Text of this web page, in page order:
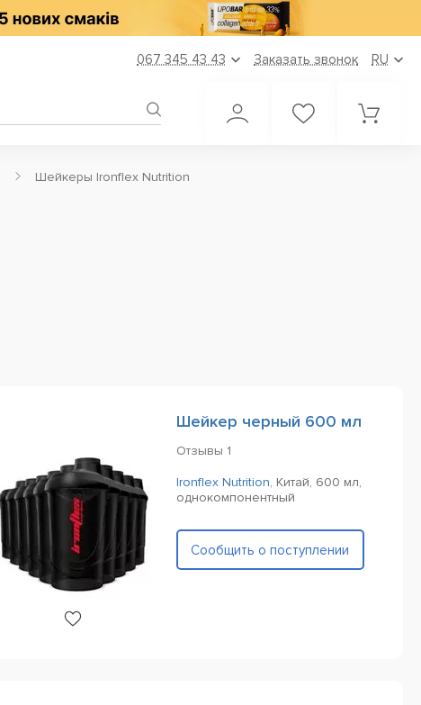
067 345 43 43 Заказать звонок RU
Шейкеры Ironflex Nutrition
Шейкер черный 600 мл
Отзывы 1
Ironflex Nutrition, Китай, 600 мл,
однокомпонентный
Сообщить о поступлении